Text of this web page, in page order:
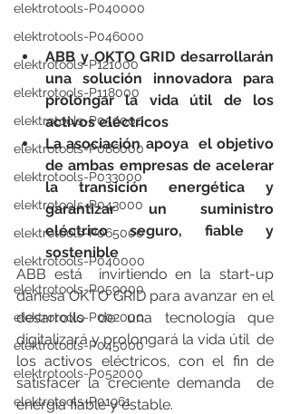
elektrotools-P040000
elektrotools-P046000
elektrotools-P121000
elektrotools-P118000
elektrotools-P059000
elektrotools-P086000
elektrotools-P033000
elektrotools-P043000
elektrotools-P065000
elektrotools-P040000
elektrotools-P059000
elektrotools-P002000
elektrotools-P045000
elektrotools-P052000
elektrotools-P01961
ABB y OKTO GRID desarrollarán
una solución innovadora para
prolongar la vida útil de los
activos eléctricos
La asociación apoya  el objetivo
de ambas empresas de acelerar
la transición energética y
garantizar un suministro
eléctrico seguro, fiable y
sostenible
ABB está  invirtiendo en la start-up
danesa OKTO GRID para avanzar en el
desarrollo de una tecnología que
digitalizará y prolongará la vida útil  de
los activos eléctricos, con el fin de
satisfacer la creciente demanda  de
energía fiable y estable.